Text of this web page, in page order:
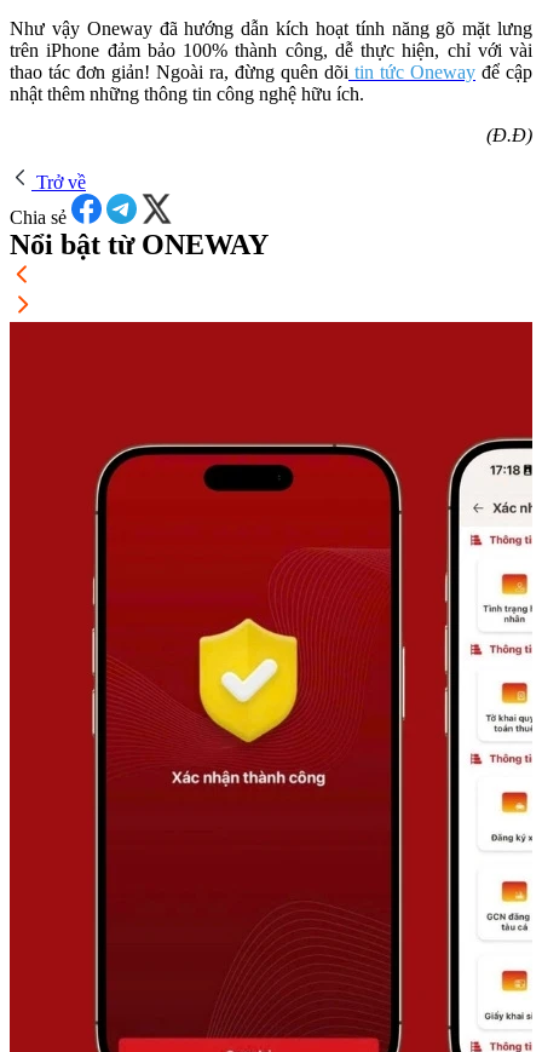
Như vậy Oneway đã hướng dẫn kích hoạt tính năng gõ mặt lưng
trên iPhone đảm bảo 100% thành công, dễ thực hiện, chỉ với vài
thao tác đơn giản! Ngoài ra, đừng quên dõi tin tức Oneway để cập
nhật thêm những thông tin công nghệ hữu ích.
(Đ.Đ)
Trở về
Chia sẻ
Nổi bật từ ONEWAY